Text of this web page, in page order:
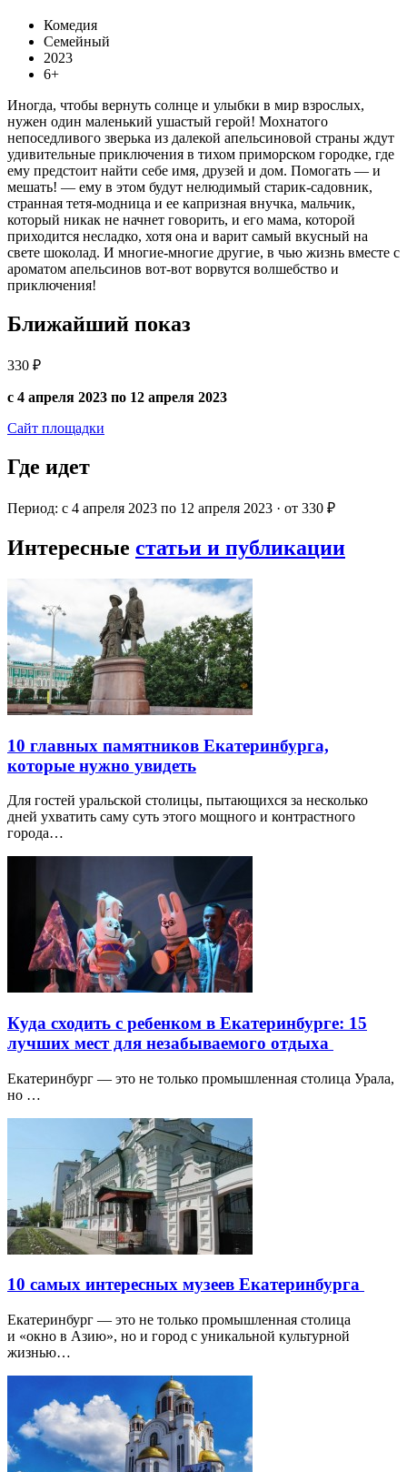
Комедия
Семейный
2023
6+
Иногда, чтобы вернуть солнце и улыбки в мир взрослых,
нужен один маленький ушастый герой! Мохнатого
непоседливого зверька из далекой апельсиновой страны ждут
удивительные приключения в тихом приморском городке, где
ему предстоит найти себе имя, друзей и дом. Помогать — и
мешать! — ему в этом будут нелюдимый старик-садовник,
странная тетя-модница и ее капризная внучка, мальчик,
который никак не начнет говорить, и его мама, которой
приходится несладко, хотя она и варит самый вкусный на
свете шоколад. И многие-многие другие, в чью жизнь вместе с
ароматом апельсинов вот-вот ворвутся волшебство и
приключения!
Ближайший показ
330 ₽
с 4 апреля 2023 по 12 апреля 2023
Сайт площадки
Где идет
Период: с 4 апреля 2023 по 12 апреля 2023 · от 330 ₽
Интересные статьи и публикации
10 главных памятников Екатеринбурга,
которые нужно увидеть
Для гостей уральской столицы, пытающихся за несколько
дней ухватить саму суть этого мощного и контрастного
города…
Куда сходить с ребенком в Екатеринбурге: 15
лучших мест для незабываемого отдыха
Екатеринбург — это не только промышленная столица Урала,
но …
10 самых интересных музеев Екатеринбурга
Екатеринбург — это не только промышленная столица
и «окно в Азию», но и город с уникальной культурной
жизнью…